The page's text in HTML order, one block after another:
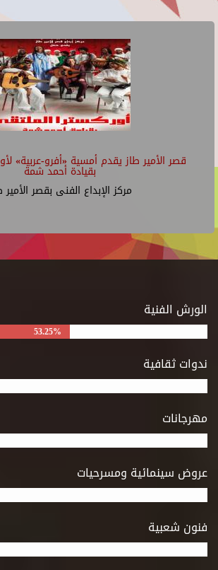
قصر الأمير طاز يقدم أمسية «أفرو-عربية»
بقيادة أحمد شمة
مركز الإبداع الفنى بقصر الأمير
الورش الفنية
53.25%
ندوات ثقافية
مهرجانات
عروض سينمائية ومسرحيات
فنون شعبية